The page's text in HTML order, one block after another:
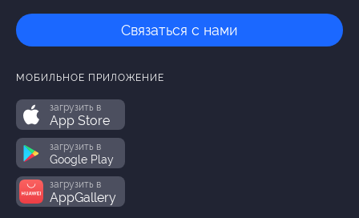
Связаться с нами
МОБИЛЬНОЕ ПРИЛОЖЕНИЕ
загрузить в
App Store
загрузить в
Google Play
загрузить в
AppGallery